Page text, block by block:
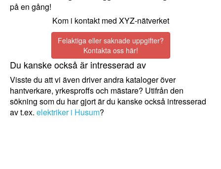
på en gång!
Kom i kontakt med XYZ-nätverket
Felaktiga eller saknade uppgifter?
Kontakta oss här!
Du kanske också är intresserad av
Visste du att vi även driver andra kataloger över
hantverkare, yrkesproffs och mästare? Utifrån den
sökning som du har gjort är du kanske också intresserad
av t.ex. elektriker i Husum?